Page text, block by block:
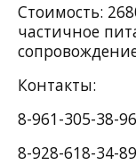
Стоимость:
частичное
Контакты:
8-961-305-38-
8-928-618-34-